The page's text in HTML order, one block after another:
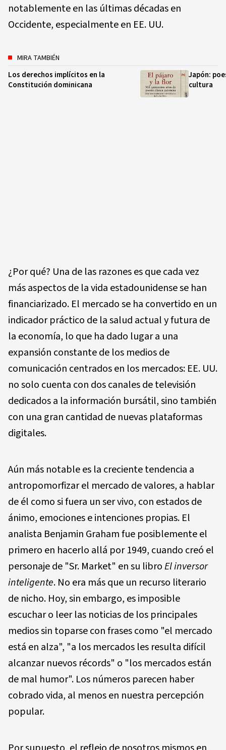
notablemente en las últimas décadas en
Occidente, especialmente en EE. UU.
MIRA TAMBIÉN
Los derechos implícitos en la
Constitución dominicana
Japón:
cultura
¿Por qué? Una de las razones es que cada vez
más aspectos de la vida estadounidense se han
financiarizado. El mercado se ha convertido en un
indicador práctico de la salud actual y futura de
la economía, lo que ha dado lugar a una
expansión constante de los medios de
comunicación centrados en los mercados: EE. UU.
no solo cuenta con dos canales de televisión
dedicados a la información bursátil, sino también
con una gran cantidad de nuevas plataformas
digitales.
Aún más notable es la creciente tendencia a
antropomorfizar el mercado de valores, a hablar
de él como si fuera un ser vivo, con estados de
ánimo, emociones e intenciones propias. El
analista Benjamin Graham fue posiblemente el
primero en hacerlo allá por 1949, cuando creó el
personaje de "Sr. Market" en su libroEl inversor
inteligente. No era más que un recurso literario
de nicho. Hoy, sin embargo, es imposible
escuchar o leer las noticias de los principales
medios sin toparse con frases como "el mercado
está en alza", "a los mercados les resulta difícil
alcanzar nuevos récords" o "los mercados están
de mal humor". Los números parecen haber
cobrado vida, al menos en nuestra percepción
popular.